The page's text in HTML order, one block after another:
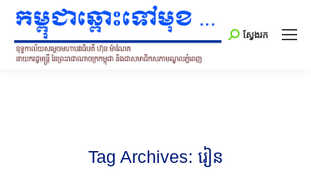
Search:
ស្វែងរក
Tag Archives: រៀន